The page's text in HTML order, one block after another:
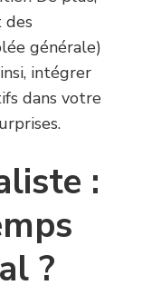
des
générale)
intégrer
dans votre
:
?